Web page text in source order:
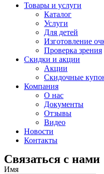
Товары и услуги
Каталог
Услуги
Для детей
Изготовление
Проверка зрения
Скидки и акции
Акции
Скидочные
Компания
О нас
Документы
Отзывы
Видео
Новости
Контакты
Связаться с нами
Имя